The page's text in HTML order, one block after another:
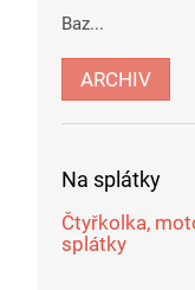
Baz...
ARCHIV
Na splátky
Čtyřkolka,
splátky